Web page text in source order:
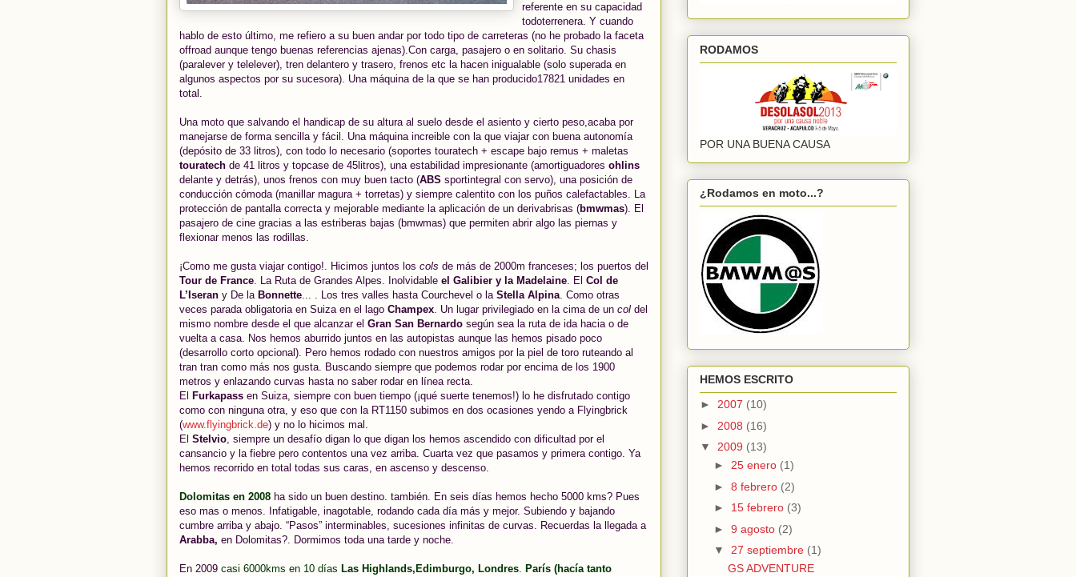
referente en su capacidad
todoterrenera. Y cuando
hablo de esto último, me refiero a su buen andar por todo tipo de carreteras (no he probado la faceta
offroad aunque tengo buenas referencias ajenas).Con carga, pasajero o en solitario. Su chasis
(paralever y telelever), tren delantero y trasero, frenos etc la hacen inigualable (solo superada en
algunos aspectos por su sucesora). Una máquina de la que se han producido17821 unidades en
total.
Una moto que salvando el handicap de su altura al suelo desde el asiento y cierto peso,acaba por
manejarse de forma sencilla y fácil. Una máquina increible con la que viajar con buena autonomía
(depósito de 33 litros), con todo lo necesario (soportes touratech + escape bajo remus + maletas
touratech de 41 litros y topcase de 45litros), una estabilidad impresionante (amortiguadores ohlins
delante y detrás), unos frenos con muy buen tacto (ABS sportintegral con servo), una posición de
conducción cómoda (manillar magura + torretas) y siempre calentito con los puños calefactables. La
protección de pantalla correcta y mejorable mediante la aplicación de un derivabrisas (bmwmas). El
pasajero de cine gracias a las estriberas bajas (bmwmas) que permiten abrir algo las piernas y
flexionar menos las rodillas.
¡Como me gusta viajar contigo!. Hicimos juntos los cols de más de 2000m franceses; los puertos del
Tour de France. La Ruta de Grandes Alpes. Inolvidable el Galibier y la Madelaine. El Col de
L’Iseran y De la Bonnette... . Los tres valles hasta Courchevel o la Stella Alpina. Como otras
veces parada obligatoria en Suiza en el lago Champex. Un lugar privilegiado en la cima de un col del
mismo nombre desde el que alcanzar el Gran San Bernardo según sea la ruta de ida hacia o de
vuelta a casa. Nos hemos aburrido juntos en las autopistas aunque las hemos pisado poco
(desarrollo corto opcional). Pero hemos rodado con nuestros amigos por la piel de toro ruteando al
tran tran como más nos gusta. Buscando siempre que podemos rodar por encima de los 1900
metros y enlazando curvas hasta no saber rodar en línea recta.
El Furkapass en Suiza, siempre con buen tiempo (¡qué suerte tenemos!) lo he disfrutado contigo
como con ninguna otra, y eso que con la RT1150 subimos en dos ocasiones yendo a Flyingbrick
(www.flyingbrick.de) y no lo hicimos mal.
El Stelvio, siempre un desafío digan lo que digan los hemos ascendido con dificultad por el
cansancio y la fiebre pero contentos una vez arriba. Cuarta vez que pasamos y primera contigo. Ya
hemos recorrido en total todas sus caras, en ascenso y descenso.
Dolomitas en 2008 ha sido un buen destino. también. En seis días hemos hecho 5000 kms? Pues
eso mas o menos. Infatigable, inagotable, rodando cada día más y mejor. Subiendo y bajando
cumbre arriba y abajo. “Pasos” interminables, sucesiones infinitas de curvas. Recuerdas la llegada a
Arabba, en Dolomitas?. Dormimos toda una tarde y noche.
En 2009 casi 6000kms en 10 días Las Highlands, Edimburgo, Londres. París (hacía tanto
RODAMOS
POR UNA BUENA CAUSA
¿Rodamos en moto...?
HEMOS ESCRITO
► 2007 (10)
► 2008 (16)
▼ 2009 (13)
► 25 enero (1)
► 8 febrero (2)
► 15 febrero (3)
► 9 agosto (2)
▼ 27 septiembre (1)
GS ADVENTURE